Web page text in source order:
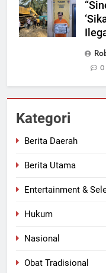
0
Kategori
Berita Daerah
Berita Utama
Entertainment &
Hukum
Nasional
Obat Tradisional